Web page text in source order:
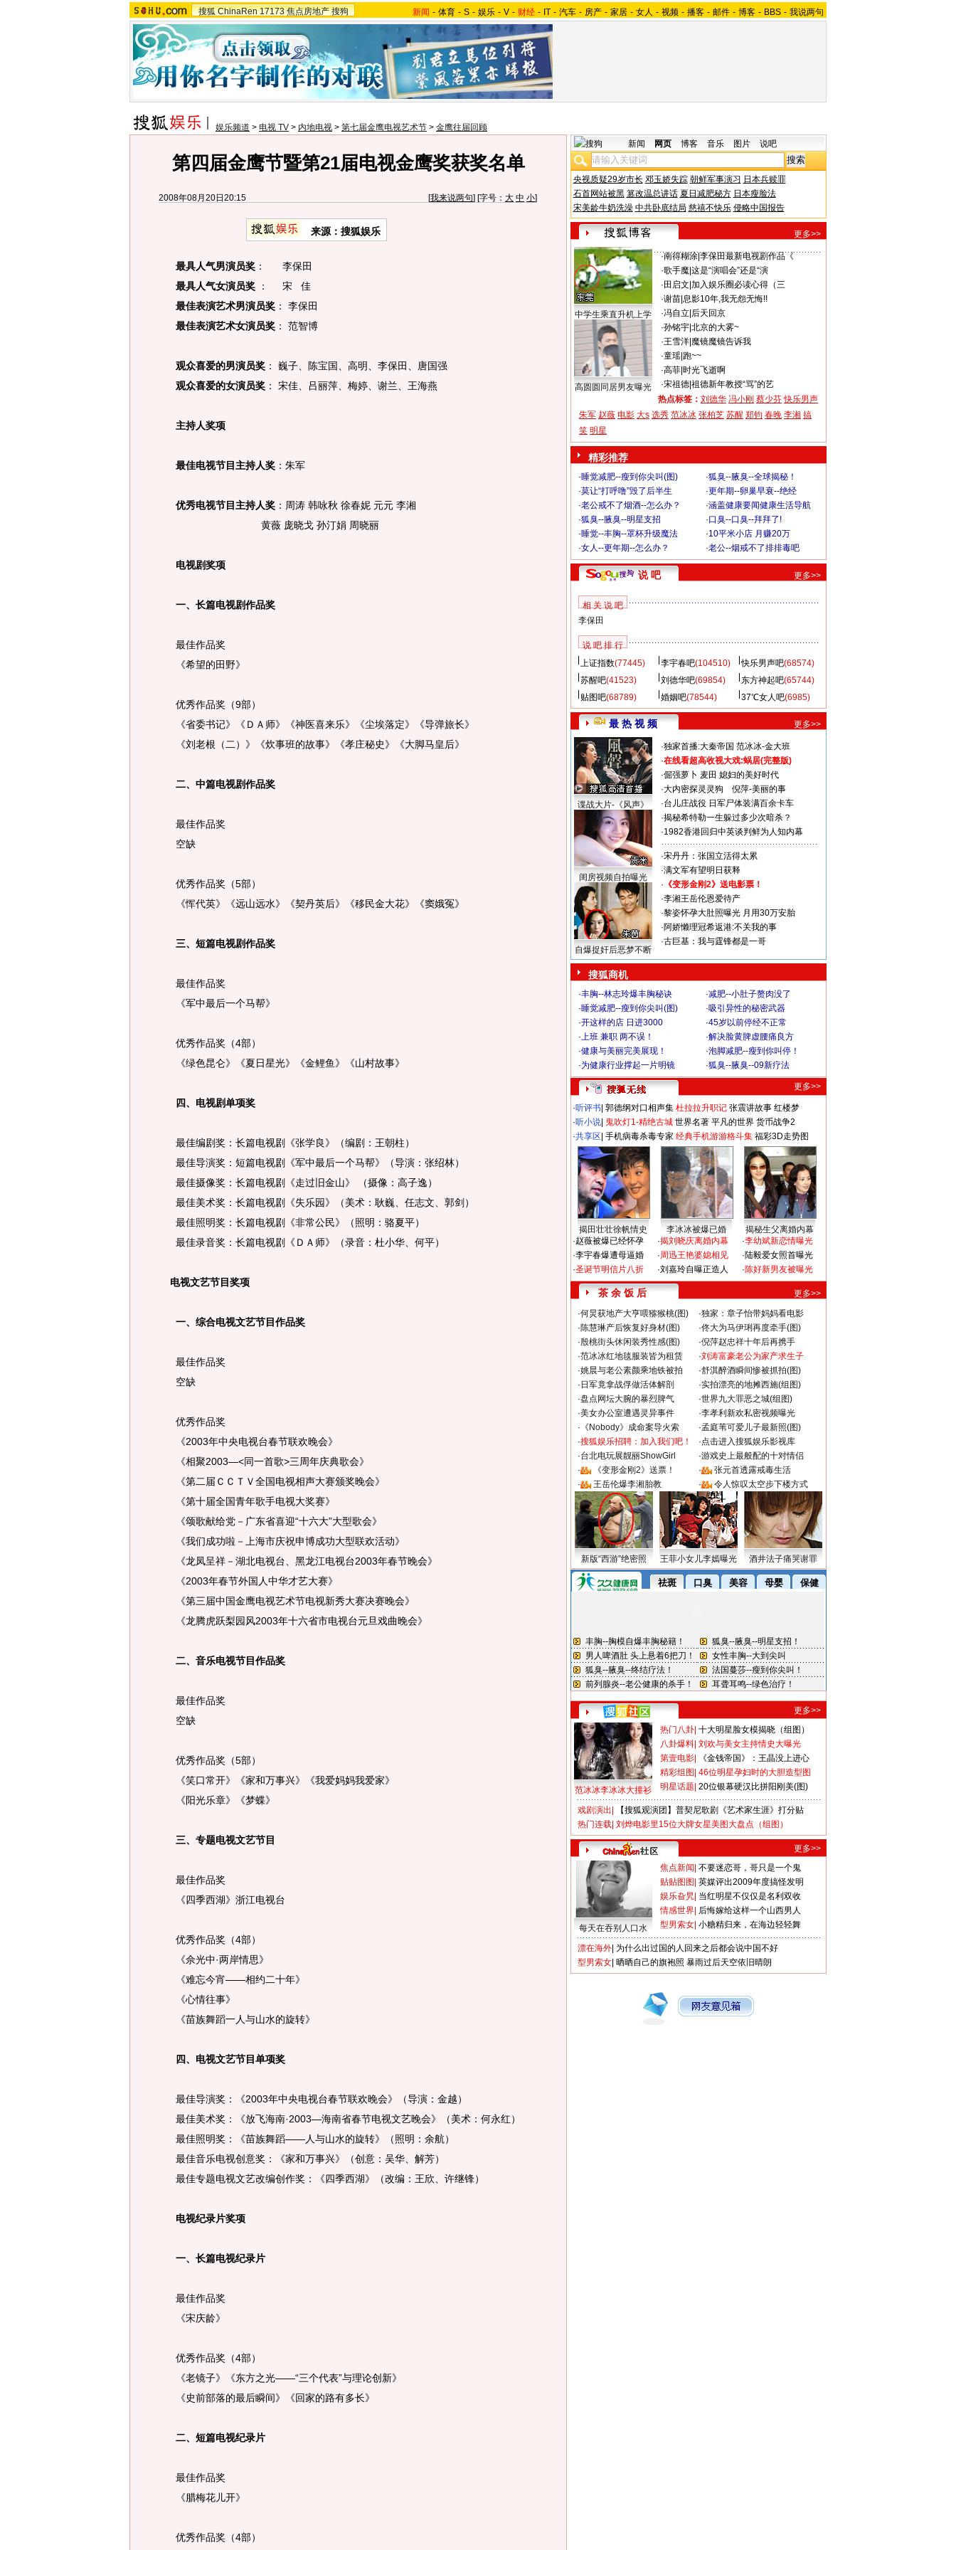
搜狐 ChinaRen 17173 焦点房地产 搜狗 新闻 - 体育 - S - 娱乐 - V - 财经 - IT - 汽车 - 房产 - 家居 - 女人 - 视频 - 播客 - 邮件 - 博客 - BBS - 我说两句
娱乐频道 > 电视 TV > 内地电视 > 第七届金鹰电视艺术节 > 金鹰往届回顾
第四届金鹰节暨第21届电视金鹰奖获奖名单
2008年08月20日20:15 [我来说两句] [字号： 大 中 小]
来源：搜狐娱乐
最具人气男演员奖 ： 李保田
最具人气女演员奖 ： 宋 佳
最佳表演艺术男演员奖 ： 李保田
最佳表演艺术女演员奖 ： 范智博
观众喜爱的男演员奖 ： 巍子、陈宝国、高明、李保田、唐国强
观众喜爱的女演员奖 ： 宋佳、吕丽萍、梅婷、谢兰、王海燕
主持人奖项
最佳电视节目主持人奖 ：朱军
优秀电视节目主持人奖 ：周涛 韩咏秋 徐春妮 元元 李湘
黄薇 庞晓戈 孙汀娟 周晓丽
电视剧奖项
一、长篇电视剧作品奖
最佳作品奖
《希望的田野》
优秀作品奖（9部）
《省委书记》《ＤＡ师》《神医喜来乐》《尘埃落定》《导弹旅长》
《刘老根（二）》《炊事班的故事》《孝庄秘史》《大脚马皇后》
二、中篇电视剧作品奖
最佳作品奖
空缺
优秀作品奖（5部）
《恽代英》《远山远水》《契丹英后》《移民金大花》《窦娥冤》
三、短篇电视剧作品奖
最佳作品奖
《军中最后一个马帮》
优秀作品奖（4部）
《绿色昆仑》《夏日星光》《金鲤鱼》《山村故事》
四、电视剧单项奖
最佳编剧奖：长篇电视剧《张学良》（编剧：王朝柱）
最佳导演奖：短篇电视剧《军中最后一个马帮》（导演：张绍林）
最佳摄像奖：长篇电视剧《走过旧金山》 （摄像：高子逸）
最佳美术奖：长篇电视剧《失乐园》（美术：耿巍、任志文、郭剑）
最佳照明奖：长篇电视剧《非常公民》（照明：骆夏平）
最佳录音奖：长篇电视剧《ＤＡ师》（录音：杜小华、何平）
电视文艺节目奖项
一、综合电视文艺节目作品奖
最佳作品奖
空缺
优秀作品奖
《2003年中央电视台春节联欢晚会》
《相聚2003—<同一首歌>三周年庆典歌会》
《第二届ＣＣＴＶ全国电视相声大赛颁奖晚会》
《第十届全国青年歌手电视大奖赛》
《颂歌献给党－广东省喜迎“十六大”大型歌会》
《我们成功啦－上海市庆祝申博成功大型联欢活动》
《龙凤呈祥－湖北电视台、黑龙江电视台2003年春节晚会》
《2003年春节外国人中华才艺大赛》
《第三届中国金鹰电视艺术节电视新秀大赛决赛晚会》
《龙腾虎跃梨园风2003年十六省市电视台元旦戏曲晚会》
二、音乐电视节目作品奖
最佳作品奖
空缺
优秀作品奖（5部）
《笑口常开》《家和万事兴》《我爱妈妈我爱家》
《阳光乐章》《梦蝶》
三、专题电视文艺节目
最佳作品奖
《四季西湖》浙江电视台
优秀作品奖（4部）
《佘光中·两岸情思》
《难忘今宵——相约二十年》
《心情往事》
《苗族舞蹈一人与山水的旋转》
四、电视文艺节目单项奖
最佳导演奖：《2003年中央电视台春节联欢晚会》（导演：金越）
最佳美术奖：《放飞海南·2003—海南省春节电视文艺晚会》（美术：何永红）
最佳照明奖：《苗族舞蹈——人与山水的旋转》（照明：余航）
最佳音乐电视创意奖：《家和万事兴》（创意：吴华、解芳）
最佳专题电视文艺改编创作奖：《四季西湖》（改编：王欣、许继锋）
电视纪录片奖项
一、长篇电视纪录片
最佳作品奖
《宋庆龄》
优秀作品奖（4部）
《老镜子》《东方之光——“三个代表”与理论创新》
《史前部落的最后瞬间》《回家的路有多长》
二、短篇电视纪录片
最佳作品奖
《腊梅花儿开》
优秀作品奖（4部）
新闻 网页 博客 音乐 图片 说吧
央视质疑29岁市长 邓玉娇失踪 朝鲜军事演习 日本兵赎罪
石首网站被黑 篡改温总讲话 夏日减肥秘方 日本瘦脸法
宋美龄牛奶洗澡 中共卧底结局 慈禧不快乐 侵略中国报告
更多>>
中学生乘直升机上学
高圆圆同居男友曝光
·南得糊涂| 李保田最新电视剧作品《
·歌手魔| 这是“演唱会”还是“演
· 田启文 加入娱乐圈必读心得（三
·谢苗| 息影10年,我无怨无悔!!
·冯自立 后天回京
·孙铭宇| 北京的大雾~
·王雪洋| 魔镜魔镜告诉我
·童瑶| 跑~~
·高菲| 时光飞逝啊
·宋祖德| 祖德新年教授“骂”的艺
热点标签： 刘德华 冯小刚 蔡少芬 快乐男声
朱军 赵薇 电影 大s 选秀 范冰冰 张柏芝 苏醒 郑钧 春晚 李湘 搞
笑 明星
精彩推荐
·睡觉减肥--瘦到你尖叫(图) ·狐臭--腋臭--全球揭秘！
·莫让“打呼噜”毁了后半生 ·更年期--卵巢早衰--绝经
·老公戒不了烟酒--怎么办？ ·涵盖健康要闻健康生活导航
·狐臭--腋臭--明星支招 ·口臭--口臭--拜拜了!
·睡觉--丰胸--罩杯升级魔法 ·10平米小店 月赚20万
·女人--更年期--怎么办？ ·老公--烟戒不了排排毒吧
说 吧 更多>>
相 关 说 吧
李保田
说 吧 排 行
上证指数(77445) 李宇春吧(104510) 快乐男声吧(68574)
苏醒吧(41523) 刘德华吧(69854) 东方神起吧(65744)
贴图吧(68789) 婚姻吧(78544) 37℃女人吧(6985)
最 热 视 频 更多>>
谍战大片-《风声》
闺房视频自拍曝光
自爆捉奸后恶梦不断
·独家首播:大秦帝国 范冰冰-金大班
·在线看超高收视大戏:蜗居(完整版)
·倔强萝卜 麦田 媳妇的美好时代
·大内密探灵灵狗
倪萍-美丽的事
·台儿庄战役 日军尸体装满百余卡车
·揭秘希特勒一生躲过多少次暗杀？
·1982香港回归中英谈判鲜为人知内幕
·宋丹丹：张国立活得太累
·满文军有望明日获释
· 《变形金刚2》送电影票！
·李湘王岳伦恩爱待产
·黎姿怀孕大肚照曝光 月用30万安胎
·阿娇懒理冠希返港:不关我的事
·古巨基：我与霆锋都是一哥
搜狐商机
·丰胸--林志玲爆丰胸秘诀 ·减肥--小肚子赘肉没了
·睡觉减肥--瘦到你尖叫(图) ·吸引异性的秘密武器
·开这样的店 日进3000 ·45岁以前停经不正常
·上班 兼职 两不误！ ·解决脸黄脾虚腰痛良方
·健康与美丽完美展现！ ·泡脚减肥--瘦到你叫停！
·为健康行业撑起一片明镜 ·狐臭--腋臭--09新疗法
更多>>
·听评书 郭德纲对口相声集 杜拉拉升职记 张震讲故事 红楼梦
·听小说 鬼吹灯1-精绝古城 世界名著 平凡的世界 货币战争2
·共享区 手机病毒杀毒专家 经典手机游游格斗集 福彩3D走势图
揭田壮壮徐帆情史 李冰冰被爆已婚
揭秘生父离婚内幕
·赵薇被爆已经怀孕
·李宇春爆遭母逼婚
·圣诞节明信片八折
·揭刘晓庆离婚内幕
·周迅王艳婆媳相见
·刘嘉玲自曝正造人
·李幼斌新恋情曝光
·陆毅爱女照首曝光
·陈好新男友被曝光
茶 余 饭 后
更多>>
·何炅获地产大亨喂猕猴桃(图) ·独家：章子怡带妈妈看电影
·陈慧琳产后恢复好身材(图) ·佟大为马伊琍再度牵手(图)
·殷桃街头休闲装秀性感(图) ·倪萍赵忠祥十年后再携手
·范冰冰红地毯服装皆为租赁 ·刘涛富豪老公为家产求生子
·姚晨与老公素颜乘地铁被拍 ·舒淇醉酒瞬间惨被抓拍(图)
· 日军竟拿战俘做活体解剖 ·实拍漂亮的地摊西施(组图)
·盘点网坛大腕的暴烈脾气 ·世界九大罪恶之城(组图)
·美女办公室遭遇灵异事件 ·李孝利新欢私密视频曝光
· 《Nobody》成命案导火索 ·孟庭苇可爱儿子最新照(图)
·搜狐娱乐招聘：加入我们吧！ ·点击进入搜狐娱乐影视库
·台北电玩展靓丽ShowGirl ·游戏史上最般配的十对情侣
·
《变形金刚2》送票！ ·
张元首透露戒毒生活
·
王岳伦爆李湘胎教 · 令人惊叹太空步下楼方式
新版“西游”绝密照 王菲小女儿李嫣曝光 酒井法子痛哭谢罪
更多>>
范冰冰李冰冰大撞衫
热门八卦 十大明星脸女模揭晓（组图）
八卦爆料 刘欢与美女主持情史大曝光
第壹电影
《金钱帝国》：王晶没上进心
精彩组图 46位明星孕妇时的大胆造型图
明星话题 20位银幕硬汉比拼阳刚美(图)
戏剧演出
【搜狐观演团】普契尼歌剧《艺术家生涯》打分贴
热门连载 刘烨电影里15位大牌女星美图大盘点（组图）
更多>>
每天在吞别人口水
焦点新闻 不要迷恋哥，哥只是一个鬼
贴贴图图 英媒评出2009年度搞怪发明
娱乐旮旯 当红明星不仅仅是名利双收
情感世界 后悔嫁给这样一个山西男人
型男索女 小糖精归来，在海边轻轻舞
漂在海外 为什么出过国的人回来之后都会说中国不好
型男索女 晒晒自己的旗袍照 暴雨过后天空依旧晴朗